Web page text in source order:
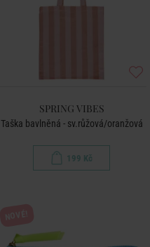
SPRING VIBES
Taška bavlněná - sv.růžová/oranžová
199 Kč